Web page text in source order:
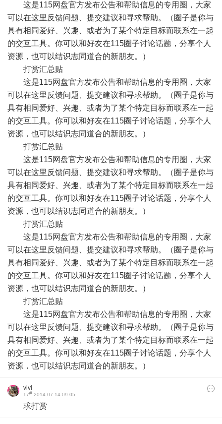
这是115网盘官方发布公告和帮助信息的专用圈，大家
可以在这里反馈问题、提交建议和寻求帮助。（圈子是你与
具有相同爱好、兴趣、或者为了某个特定目标而联系在一起
的交互工具。你可以和好友在115圈子讨论话题，分享个人
资源，也可以结识志同道合的新朋友。）
打赏汇总贴
这是115网盘官方发布公告和帮助信息的专用圈，大家
可以在这里反馈问题、提交建议和寻求帮助。（圈子是你与
具有相同爱好、兴趣、或者为了某个特定目标而联系在一起
的交互工具。你可以和好友在115圈子讨论话题，分享个人
资源，也可以结识志同道合的新朋友。）
打赏汇总贴
这是115网盘官方发布公告和帮助信息的专用圈，大家
可以在这里反馈问题、提交建议和寻求帮助。（圈子是你与
具有相同爱好、兴趣、或者为了某个特定目标而联系在一起
的交互工具。你可以和好友在115圈子讨论话题，分享个人
资源，也可以结识志同道合的新朋友。）
打赏汇总贴
这是115网盘官方发布公告和帮助信息的专用圈，大家
可以在这里反馈问题、提交建议和寻求帮助。（圈子是你与
具有相同爱好、兴趣、或者为了某个特定目标而联系在一起
的交互工具。你可以和好友在115圈子讨论话题，分享个人
资源，也可以结识志同道合的新朋友。）
打赏汇总贴
这是115网盘官方发布公告和帮助信息的专用圈，大家
可以在这里反馈问题、提交建议和寻求帮助。（圈子是你与
具有相同爱好、兴趣、或者为了某个特定目标而联系在一起
的交互工具。你可以和好友在115圈子讨论话题，分享个人
资源，也可以结识志同道合的新朋友。）
vivi
17# 2014-07-14 09:05
求打赏